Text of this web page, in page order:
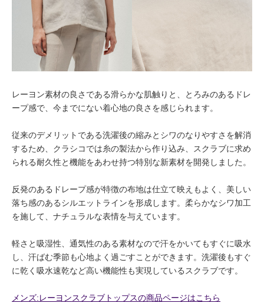
レーヨン素材の良さである滑らかな肌触りと、とろみのあるドレ
ープ感で、今までにない着心地の良さを感じられます。
従来のデメリットである洗濯後の縮みとシワのなりやすさを解消
するため、クラシコでは糸の製法から作り込み、スクラブに求め
られる耐久性と機能をあわせ持つ特別な新素材を開発しました。
反発のあるドレープ感が特徴の布地は仕立て映えもよく、美しい
落ち感のあるシルエットラインを形成します。柔らかなシワ加工
を施して、ナチュラルな表情を与えています。
軽さと吸湿性、通気性のある素材なので汗をかいてもすぐに吸水
し、汗ばむ季節も心地よく過ごすことができます。洗濯後もすぐ
に乾く吸水速乾など高い機能性も実現しているスクラブです。
メンズ:レーヨンスクラブトップスの商品ページはこちら